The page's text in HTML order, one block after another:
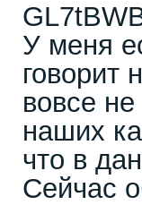
У меня
говорит
вовсе
наших
что в
Сейчас